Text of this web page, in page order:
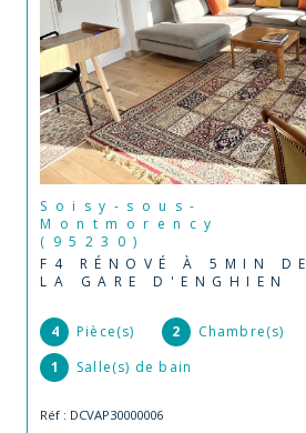
Soisy-sous-
Montmorency
(95230)
F4 RÉNOVÉ À 5MIN DE
LA GARE D'ENGHIEN
4 Pièce(s) 2
Chambre(s)
1
Salle(s) de bain
Réf : DCVAP30000006